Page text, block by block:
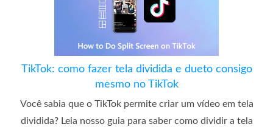
TikTok: como fazer tela dividida e dueto consigo
mesmo no TikTok
Você sabia que o TikTok permite criar um vídeo em tela
dividida? Leia nosso guia para saber como dividir a tela